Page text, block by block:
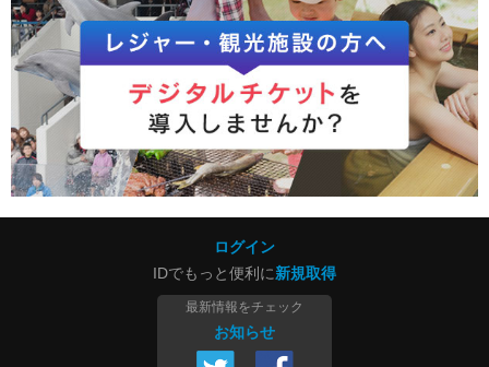
ログイン
IDでもっと便利に新規取得
最新情報をチェック
お知らせ